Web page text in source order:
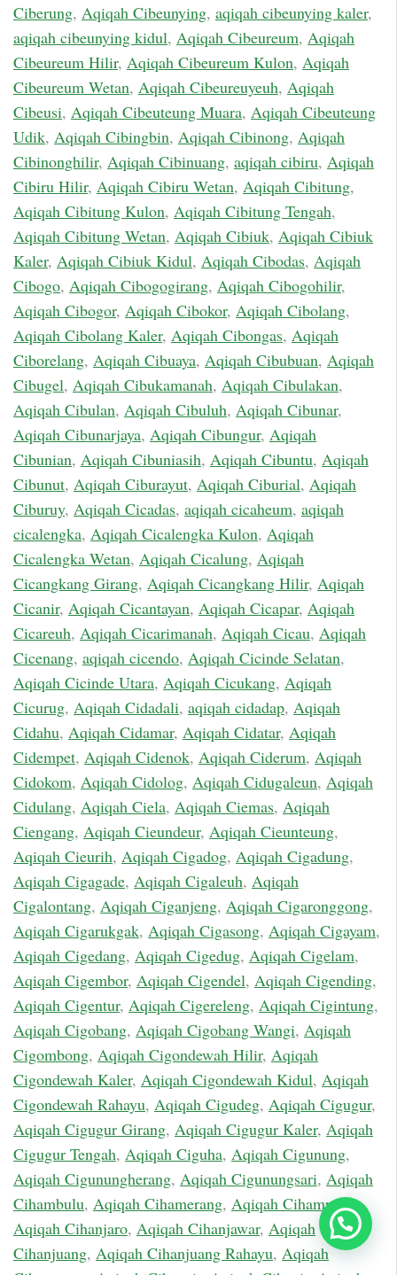
Ciberung, Aqiqah Cibeunying, aqiqah cibeunying kaler,
aqiqah cibeunying kidul, Aqiqah Cibeureum, Aqiqah
Cibeureum Hilir, Aqiqah Cibeureum Kulon, Aqiqah
Cibeureum Wetan, Aqiqah Cibeureuyeuh, Aqiqah
Cibeusi, Aqiqah Cibeuteung Muara, Aqiqah Cibeuteung
Udik, Aqiqah Cibingbin, Aqiqah Cibinong, Aqiqah
Cibinonghilir, Aqiqah Cibinuang, aqiqah cibiru, Aqiqah
Cibiru Hilir, Aqiqah Cibiru Wetan, Aqiqah Cibitung,
Aqiqah Cibitung Kulon, Aqiqah Cibitung Tengah,
Aqiqah Cibitung Wetan, Aqiqah Cibiuk, Aqiqah Cibiuk
Kaler, Aqiqah Cibiuk Kidul, Aqiqah Cibodas, Aqiqah
Cibogo, Aqiqah Cibogogirang, Aqiqah Cibogohilir,
Aqiqah Cibogor, Aqiqah Cibokor, Aqiqah Cibolang,
Aqiqah Cibolang Kaler, Aqiqah Cibongas, Aqiqah
Ciborelang, Aqiqah Cibuaya, Aqiqah Cibubuan, Aqiqah
Cibugel, Aqiqah Cibukamanah, Aqiqah Cibulakan,
Aqiqah Cibulan, Aqiqah Cibuluh, Aqiqah Cibunar,
Aqiqah Cibunarjaya, Aqiqah Cibungur, Aqiqah
Cibunian, Aqiqah Cibuniasih, Aqiqah Cibuntu, Aqiqah
Cibunut, Aqiqah Ciburayut, Aqiqah Ciburial, Aqiqah
Ciburuy, Aqiqah Cicadas, aqiqah cicaheum, aqiqah
cicalengka, Aqiqah Cicalengka Kulon, Aqiqah
Cicalengka Wetan, Aqiqah Cicalung, Aqiqah
Cicangkang Girang, Aqiqah Cicangkang Hilir, Aqiqah
Cicanir, Aqiqah Cicantayan, Aqiqah Cicapar, Aqiqah
Cicareuh, Aqiqah Cicarimanah, Aqiqah Cicau, Aqiqah
Cicenang, aqiqah cicendo, Aqiqah Cicinde Selatan,
Aqiqah Cicinde Utara, Aqiqah Cicukang, Aqiqah
Cicurug, Aqiqah Cidadali, aqiqah cidadap, Aqiqah
Cidahu, Aqiqah Cidamar, Aqiqah Cidatar, Aqiqah
Cidempet, Aqiqah Cidenok, Aqiqah Ciderum, Aqiqah
Cidokom, Aqiqah Cidolog, Aqiqah Cidugaleun, Aqiqah
Cidulang, Aqiqah Ciela, Aqiqah Ciemas, Aqiqah
Ciengang, Aqiqah Cieundeur, Aqiqah Cieunteung,
Aqiqah Cieurih, Aqiqah Cigadog, Aqiqah Cigadung,
Aqiqah Cigagade, Aqiqah Cigaleuh, Aqiqah
Cigalontang, Aqiqah Ciganjeng, Aqiqah Cigaronggong,
Aqiqah Cigarukgak, Aqiqah Cigasong, Aqiqah Cigayam,
Aqiqah Cigedang, Aqiqah Cigedug, Aqiqah Cigelam,
Aqiqah Cigembor, Aqiqah Cigendel, Aqiqah Cigending,
Aqiqah Cigentur, Aqiqah Cigereleng, Aqiqah Cigintung,
Aqiqah Cigobang, Aqiqah Cigobang Wangi, Aqiqah
Cigombong, Aqiqah Cigondewah Hilir, Aqiqah
Cigondewah Kaler, Aqiqah Cigondewah Kidul, Aqiqah
Cigondewah Rahayu, Aqiqah Cigudeg, Aqiqah Cigugur,
Aqiqah Cigugur Girang, Aqiqah Cigugur Kaler, Aqiqah
Cigugur Tengah, Aqiqah Ciguha, Aqiqah Cigunung,
Aqiqah Cigunungherang, Aqiqah Cigunungsari, Aqiqah
Cihambulu, Aqiqah Cihamerang, Aqiqah Cihampelas,
Aqiqah Cihanjaro, Aqiqah Cihanjawar, Aqiqah
Cihanjuang, Aqiqah Cihanjuang Rahayu, Aqiqah
Chat Sekarang